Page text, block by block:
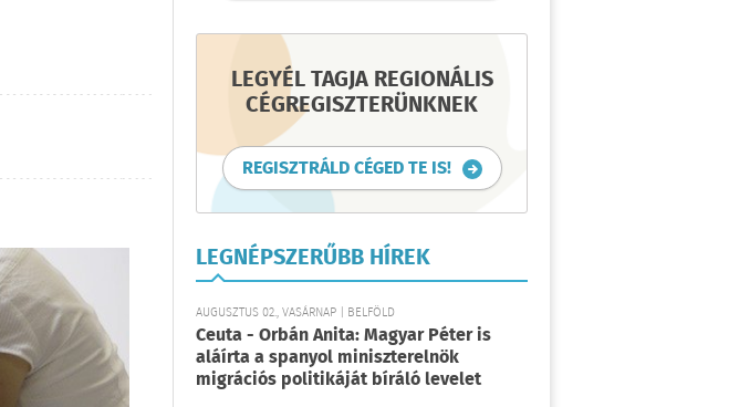
LEGYÉL TAGJA REGIONÁLIS
CÉGREGISZTERÜNKNEK
REGISZTRÁLD CÉGED TE IS!
LEGNÉPSZERŰBB HÍREK
AUGUSZTUS 02., VASÁRNAP | BELFÖLD
Ceuta - Orbán Anita: Magyar Péter is
aláírta a spanyol miniszterelnök
migrációs politikáját bíráló levelet